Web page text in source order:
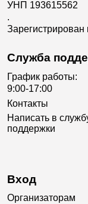
УНП 193615562
.
Зарегистрирован
Служба
График работы:
9:00-17:00
Контакты
Написать в
поддержки
Вход
Организаторам